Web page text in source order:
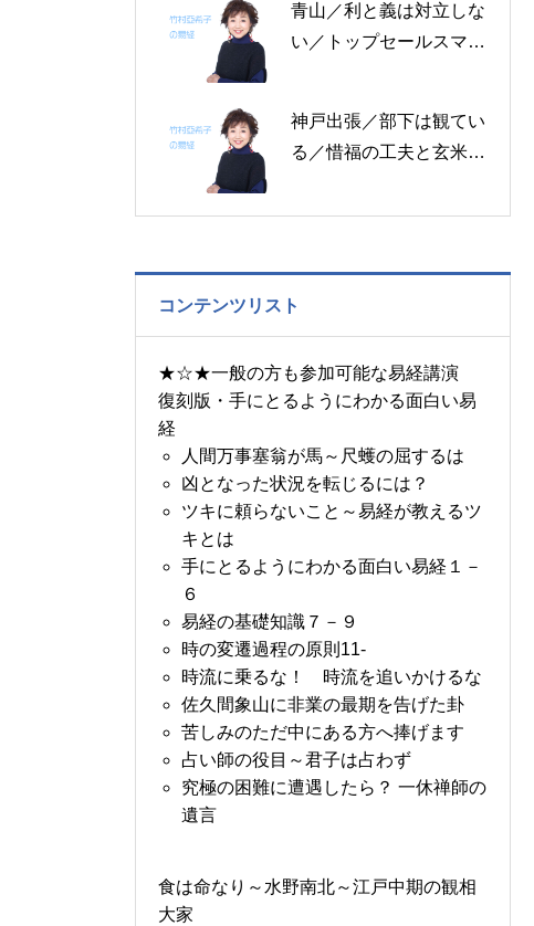
日の5日分の易経一日一
言
青山／利と義は対立しな
い／トップセールスマン
の書～1月19日～24日の
6日分の易経一日一言
神戸出張／部下は観てい
る／惜福の工夫と玄米食
の書～1月14日～18日の
コンテンツリスト
★☆★一般の方も参加可能な易経講演
復刻版・手にとるようにわかる面白い易
経
人間万事塞翁が馬～尺蠖の屈するは
凶となった状況を転じるには？
ツキに頼らないこと～易経が教えるツ
キとは
手にとるようにわかる面白い易経１－
６
易経の基礎知識７－９
時の変遷過程の原則11-
時流に乗るな！ 時流を追いかけるな
佐久間象山に非業の最期を告げた卦
苦しみのただ中にある方へ捧げます
占い師の役目～君子は占わず
究極の困難に遭遇したら？ 一休禅師の
遺言
食は命なり～水野南北～江戸中期の観相
大家